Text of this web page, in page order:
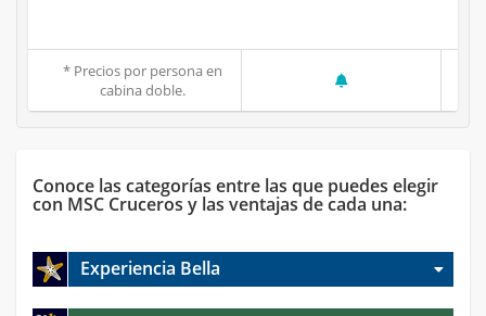
* Precios por persona en
cabina doble.
Conoce las categorías entre las que puedes elegir
con MSC Cruceros y las ventajas de cada una:
Experiencia Bella